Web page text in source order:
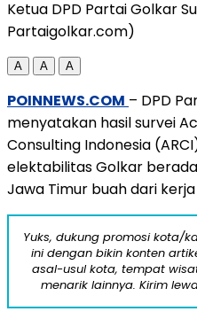
Ketua DPD Partai Golkar
Partaigolkar.com)
A A A
POINNEWS.COM – DPD
menyatakan hasil survei
Consulting Indonesia
elektabilitas Golkar
Jawa Timur buah dari
Yuks, dukung promosi kota/
ini dengan bikin konten
asal-usul kota, tempat
menarik lainnya. Kirim